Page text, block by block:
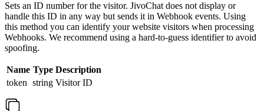
Sets an ID number for the visitor. JivoChat does not display or
handle this ID in any way but sends it in Webhook events. Using
this method you can identify your website visitors when processing
Webhooks. We recommend using a hard-to-guess identifier to avoid
spoofing.
Name Type Description
token string Visitor ID